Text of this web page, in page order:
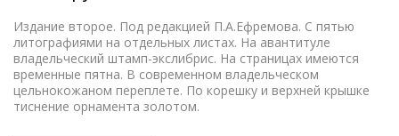
Издание второе. Под редакцией П.А.Ефремова. С пятью
литографиями на отдельных листах. На авантитуле
владельческий штамп-экслибрис. На страницах имеются
временные пятна. В современном владельческом
цельнокожаном переплете. По корешку и верхней крышке
тиснение орнамента золотом.